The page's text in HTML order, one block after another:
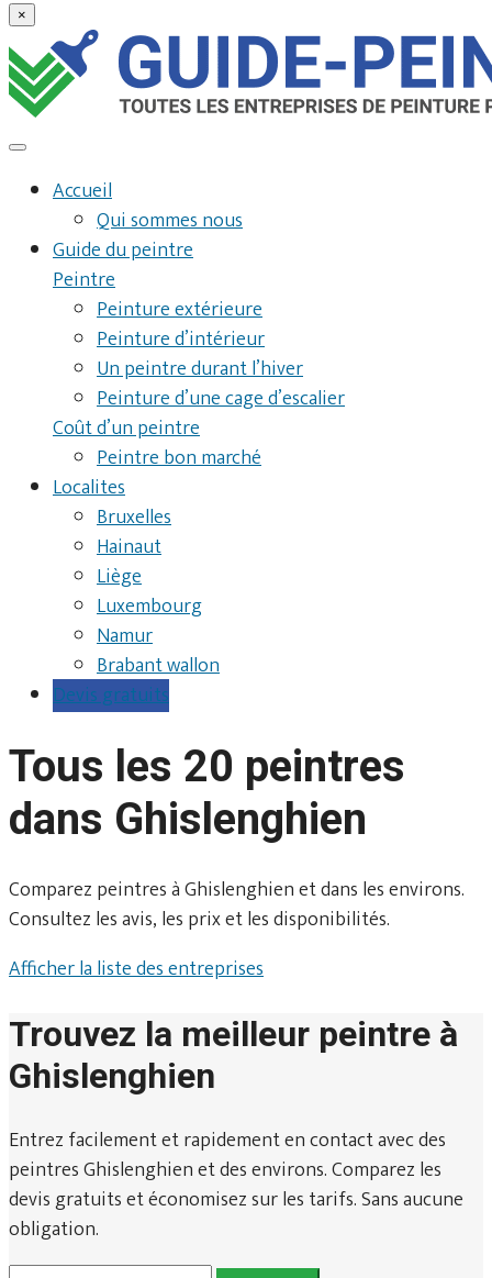
×
Accueil
Qui sommes nous
Guide du peintre
Peintre
Peinture extérieure
Peinture d’intérieur
Un peintre durant l’hiver
Peinture d’une cage d’escalier
Coût d’un peintre
Peintre bon marché
Localites
Bruxelles
Hainaut
Liège
Luxembourg
Namur
Brabant wallon
Devis gratuits
Tous les 20 peintres
dans Ghislenghien
Comparez peintres à Ghislenghien et dans les environs.
Consultez les avis, les prix et les disponibilités.
Afficher la liste des entreprises
Trouvez la meilleur peintre à
Ghislenghien
Entrez facilement et rapidement en contact avec des
peintres Ghislenghien et des environs. Comparez les
devis gratuits et économisez sur les tarifs. Sans aucune
obligation.